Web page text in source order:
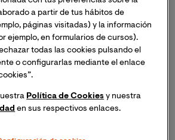
forma, se podrá hablar de fases
subfases dependientes de otras
Sin embargo, en todos los casos, un
guardado las premisas del
tener por lo menos las
a partir de tus hábitos de
páginas visitadas) y la información
ejemplo, en formularios de cursos).
todas las cookies pulsando el
o configurarlas mediante el enlace
Política de Cookies y nuestra
en sus respectivos enlaces.